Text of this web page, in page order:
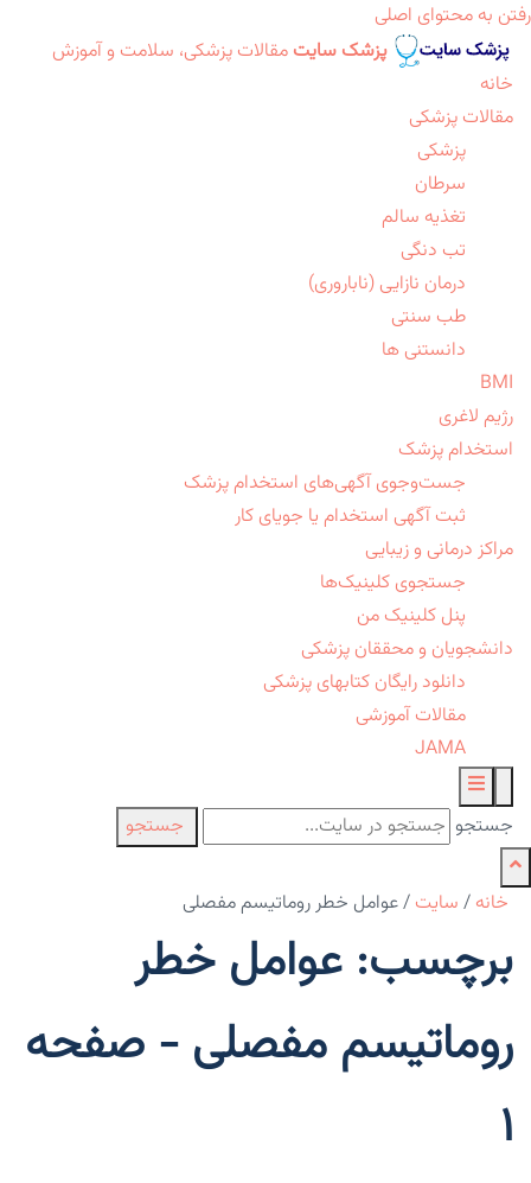
رفتن به محتوای اصلی
پزشک سایت مقالات پزشکی، سلامت و آموزش
خانه
مقالات پزشکی
پزشکی
سرطان
تغذیه سالم
تب دنگی
درمان نازایی (ناباروری)
طب سنتی
دانستنی ها
BMI
رژیم لاغری
استخدام پزشک
جست‌وجوی آگهی‌های استخدام پزشک
ثبت آگهی استخدام یا جویای کار
مراکز درمانی و زیبایی
جستجوی کلینیک‌ها
پنل کلینیک من
دانشجویان و محققان پزشکی
دانلود رایگان کتابهای پزشکی
مقالات آموزشی
JAMA
جستجو جستجو
خانه / سایت /عوامل خطر روماتیسم مفصلی
برچسب: عوامل خطر
روماتیسم مفصلی - صفحه
1